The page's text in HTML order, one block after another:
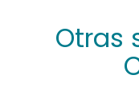
Otras